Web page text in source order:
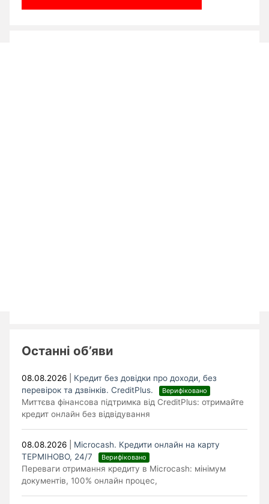
Останні об’яви
08.08.2026
Кредит без довідки про доходи, без
перевірок та дзвінків. CreditPlus.
Верифіковано
Миттєва фінансова підтримка від CreditPlus: отримайте
кредит онлайн без відвідування
08.08.2026
Microcash. Кредити онлайн на карту
ТЕРМІНОВО, 24/7
Верифіковано
Переваги отримання кредиту в Microcash: мінімум
документів, 100% онлайн процес,